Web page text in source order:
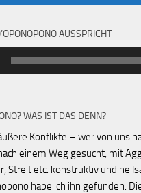
AUSSPRICHT
WAS IST DAS DENN?
Konflikte – wer von uns
einem Weg gesucht, mit
Streit etc. konstruktiv und
habe ich ihn gefunden.